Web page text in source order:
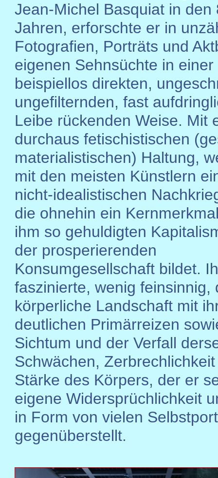
Jean-Michel Basquiat in den
Jahren, erforschte er in
Fotografien, Porträts und
eigenen Sehnsüchte in
beispiellos direkten,
ungefilternden, fast
Leibe rückenden Weise. Mit
durchaus fetischistischen
materialistischen) Haltung,
mit den meisten Künstlern
nicht-idealistischen
die ohnehin ein
ihm so gehuldigten
der prosperierenden
Konsumgesellschaft bildet.
faszinierte, wenig feinsinnig,
körperliche Landschaft mit
deutlichen Primärreizen
Sichtum und der Verfall
Schwächen,
Stärke des Körpers, der er
eigene Widersprüchlichkeit
in Form von vielen
gegenüberstellt.